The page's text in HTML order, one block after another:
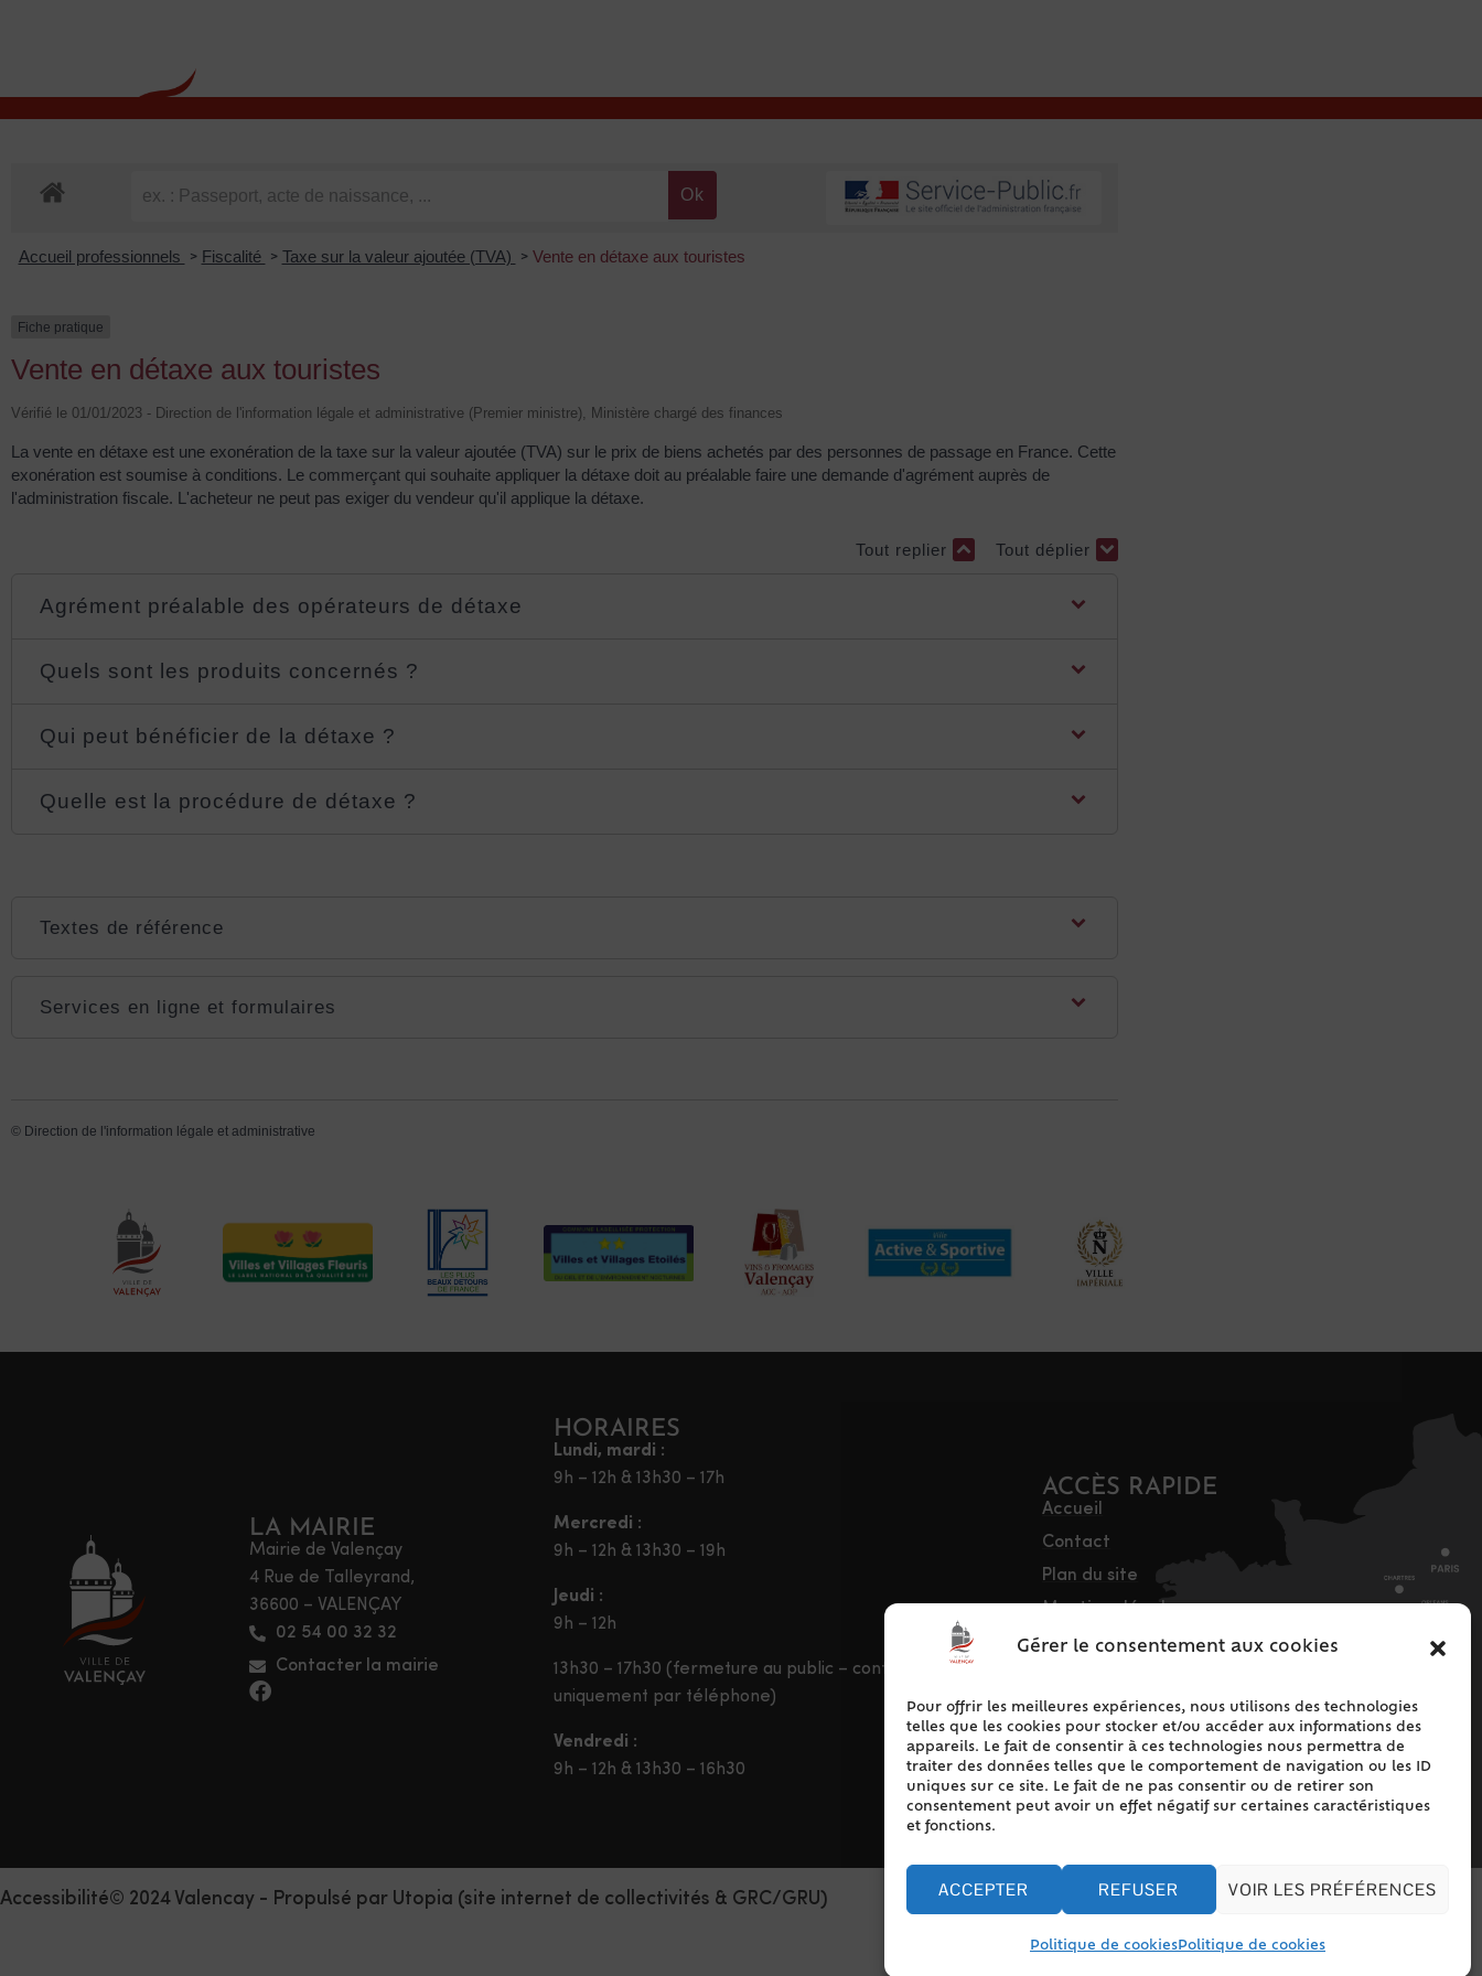
Gérer le consentement aux cookies
Pour offrir les meilleures expériences, nous utilisons des technologies
telles que les cookies pour stocker et/ou accéder aux informations des
appareils. Le fait de consentir à ces technologies nous permettra de
traiter des données telles que le comportement de navigation ou les ID
uniques sur ce site. Le fait de ne pas consentir ou de retirer son
consentement peut avoir un effet négatif sur certaines caractéristiques
et fonctions.
ACCEPTER REFUSER VOIR LES PRÉFÉRENCES
Politique de cookiesPolitique de cookies
Accueil professionnels > Fiscalité > Taxe sur la valeur ajoutée (TVA) > Vente en détaxe aux touristes
Fiche pratique
Vente en détaxe aux touristes
Vérifié le 01/01/2023 - Direction de l'information légale et administrative (Premier ministre), Ministère chargé des finances
La vente en détaxe est une exonération de la taxe sur la valeur ajoutée (TVA) sur le prix de biens achetés par des personnes de passage en France. Cette
exonération est soumise à conditions. Le commerçant qui souhaite appliquer la détaxe doit au préalable faire une demande d'agrément auprès de
l'administration fiscale. L'acheteur ne peut pas exiger du vendeur qu'il applique la détaxe.
Tout replier Tout déplier
Agrément préalable des opérateurs de détaxe
Quels sont les produits concernés ?
Qui peut bénéficier de la détaxe ?
Quelle est la procédure de détaxe ?
Textes de référence
Services en ligne et formulaires
© Direction de l'information légale et administrative
LA MAIRIE
Mairie de Valençay
4 Rue de Talleyrand,
36600 – VALENÇAY
02 54 00 32 32
Contacter la mairie
HORAIRES
Lundi, mardi :
9h – 12h & 13h30 – 17h
Mercredi :
9h – 12h & 13h30 – 19h
Jeudi :
9h – 12h
13h30 – 17h30 (fermeture au public – contact
uniquement par téléphone)
Vendredi :
9h – 12h & 13h30 – 16h30
ACCÈS RAPIDE
Accueil
Contact
Plan du site
Mentions légales
Traitement des
Politique de cookies
(UE)
Accessibilité© 2024 Valencay - Propulsé par Utopia (site internet de collectivités & GRC/GRU)